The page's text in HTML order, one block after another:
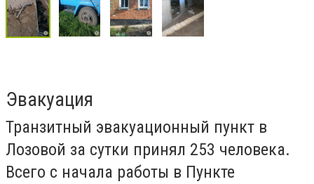
Эвакуация
Транзитный эвакуационный пункт в
Лозовой за сутки принял 253 человека.
Всего с начала работы в Пункте